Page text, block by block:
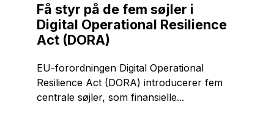
Få styr på de fem søjler i
Digital Operational Resilience
Act (DORA)
EU-forordningen Digital Operational
Resilience Act (DORA) introducerer fem
centrale søjler, som finansielle...